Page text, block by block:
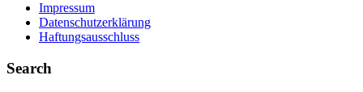
Impressum
Datenschutzerklärung
Haftungsausschluss
Search